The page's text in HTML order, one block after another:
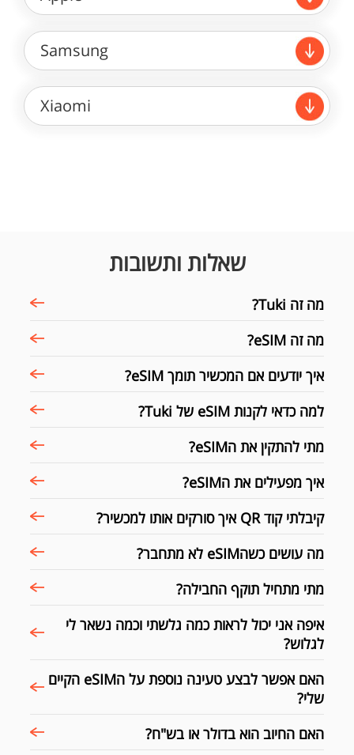
Samsung
Xiaomi
שאלות ותשובות
מה זה Tuki?
מה זה eSIM?
איך יודעים אם המכשיר תומך eSIM?
למה כדאי לקנות eSIM של Tuki?
מתי להתקין את הeSIM?
איך מפעילים את הeSIM?
קיבלתי קוד QR איך סורקים אותו למכשיר?
מה עושים כשהeSIM לא מתחבר?
מתי מתחיל תוקף החבילה?
איפה אני יכול לראות כמה גלשתי וכמה נשאר לי
לגלוש?
האם אפשר לבצע טעינה נוספת על הeSIM הקיים
שלי?
האם החיוב הוא בדולר או בש"ח?